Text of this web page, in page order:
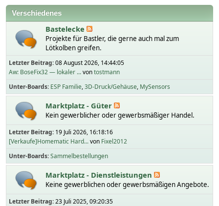
Verschiedenes
Bastelecke
Projekte für Bastler, die gerne auch mal zum
Lötkolben greifen.
Letzter Beitrag:08 August 2026, 14:44:05
Aw: BoseFix32 — lokaler ...vontostmann
Unter-Boards ESP Familie 3D-Druck/Gehäuse MySensors
Marktplatz - Güter
Kein gewerblicher oder gewerbsmäßiger Handel.
Letzter Beitrag: 19 Juli 2026, 16:18:16
[Verkaufe]Homematic Hard...von Fixel2012
Unter-Boards Sammelbestellungen
Marktplatz - Dienstleistungen
Keine gewerblichen oder gewerbsmäßigen Angebote.
Letzter Beitrag:23 Juli 2025, 09:20:35